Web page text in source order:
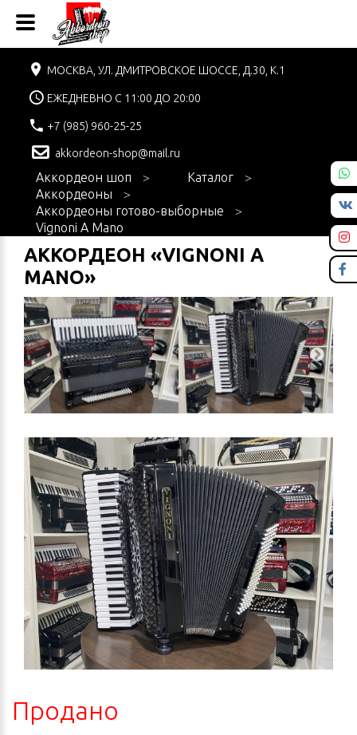
МОСКВА, УЛ. ДМИТРОВСКОЕ ШОССЕ, Д.30, К.1
ЕЖЕДНЕВНО С 11:00 ДО 20:00
+7 (985) 960-25-25
akkordeon-shop@mail.ru
Аккордеон шоп
Каталог
Аккордеоны
Аккордеоны готово-выборные
Vignoni A Mano
АККОРДЕОН «VIGNONI A
MANO»
Продано